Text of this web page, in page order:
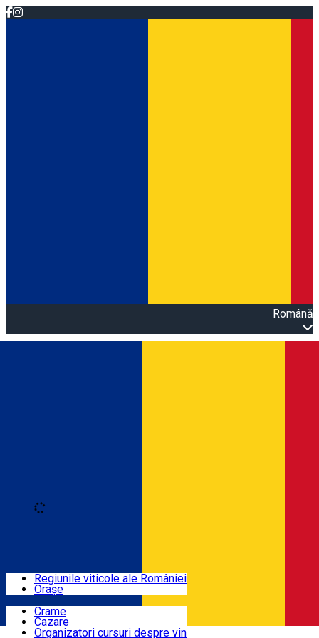
Română
Locuri cu vin
Rute
Regiunile viticole ale României
Orașe
Crame
Cazare
Organizatori cursuri despre vin